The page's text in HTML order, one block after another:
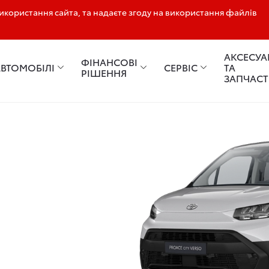
сайта, та надаєте згоду на використання файлів
ФІНАНСОВІ
РІШЕННЯ СЕРВІС ТА